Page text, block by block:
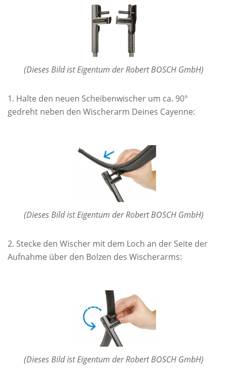
(Dieses Bild ist Eigentum der Robert BOSCH GmbH)
Halte den neuen Scheibenwischer um ca. 90°
gedreht neben den Wischerarm Deines Cayenne:
(Dieses Bild ist Eigentum der Robert BOSCH GmbH)
Stecke den Wischer mit dem Loch an der Seite der
Aufnahme über den Bolzen des Wischerarms:
(Dieses Bild ist Eigentum der Robert BOSCH GmbH)